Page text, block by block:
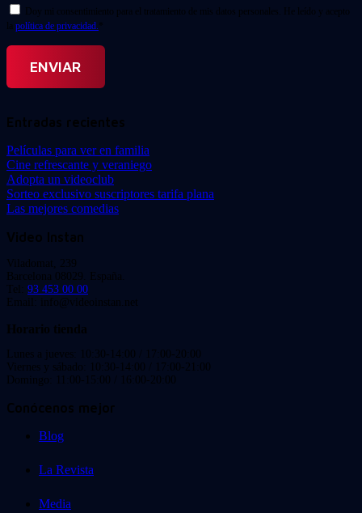
Doy mi consentimiento para el tratamiento de mis datos personales. He leído y acepto
la política de privacidad. *
Entradas recientes
Películas para ver en familia
Cine refrescante y veraniego
Adopta un videoclub
Sorteo exclusivo suscriptores tarifa plana
Las mejores comedias
Video Instan
Viladomat, 239
Barcelona 08029. España.
Tel: 93 453 00 00
Email: info@videoinstan.net
Horario tienda
Lunes a jueves: 10:30-14:00 / 17:00-20:00
Viernes y sábado: 10:30-14:00 / 17:00-21:00
Domingo: 11:00-15:00 / 16:00-20:00
Conócenos mejor
Blog
La Revista
Media